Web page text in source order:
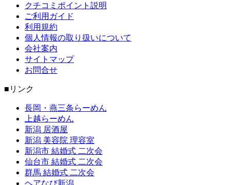
クチコミポイント説明
ご利用ガイド
利用規約
個人情報の取り扱いについて
会社案内
サイトマップ
お問合せ
■リンク
長岡・燕三条らーめん
上越らーめん
新潟 居酒屋
新潟 美容院 理容室
新潟市 結婚式 二次会
仙台市 結婚式 二次会
群馬 結婚式 二次会
ヘアなび新潟